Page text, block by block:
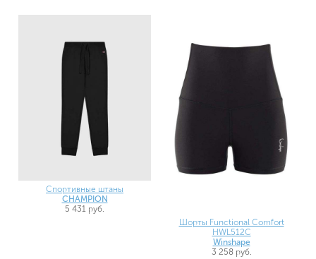
Спортивные штаны
CHAMPION
5 431 руб.
Шорты Functional Comfort
HWL512C
Winshape
3 258 руб.